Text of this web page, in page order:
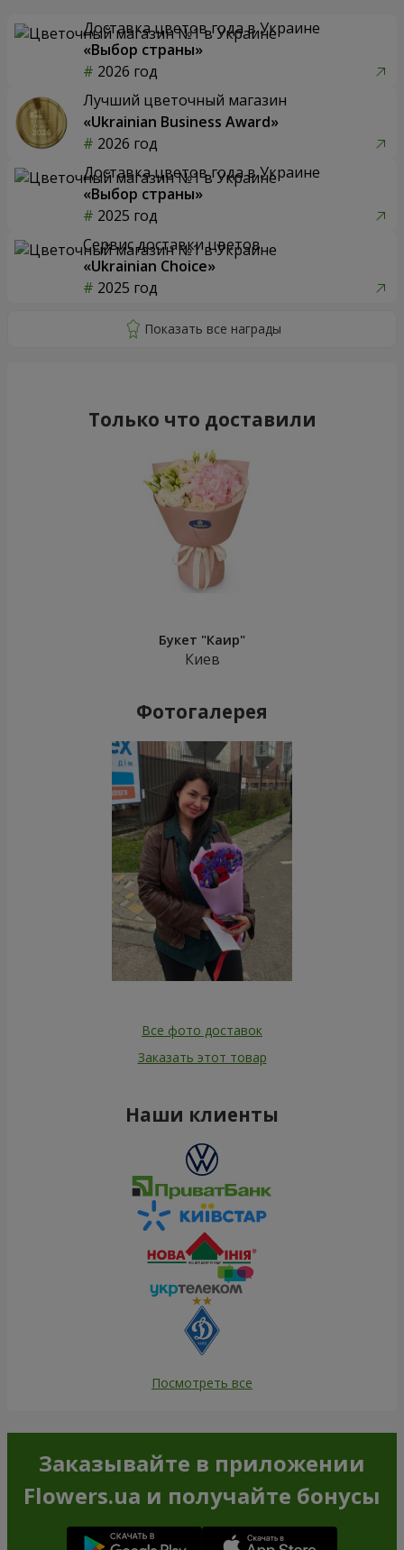
Доставка цветов года в Украине
«Выбор страны»
2026 год
Лучший цветочный магазин
«Ukrainian Business Award»
2026 год
Доставка цветов года в Украине
«Выбор страны»
2025 год
Сервис доставки цветов
«Ukrainian Choice»
2025 год
Только что доставили
Букет "Каир"
Киев
Фотогалерея
Все фото доставок
Заказать этот товар
Наши клиенты
Посмотреть все
Заказывайте в приложении
Flowers.ua и получайте бонусы